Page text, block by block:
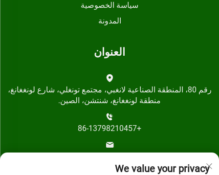
سياسة الخصوصية
المدونة
العنوان
رقم 80، المنطقة الصناعية لانغبي، مجتمع تونغلي، شارع لونغغانغ،
منطقة لونغغانغ، شنتشن، الصين.
+86-13798210457
We value your privacy